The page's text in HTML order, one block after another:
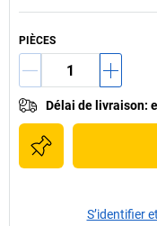
PIÈCES
Délai de livraison:
S’identifier